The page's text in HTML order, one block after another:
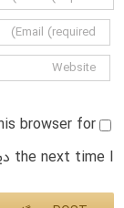
browser for
the next time I دیدگاه.